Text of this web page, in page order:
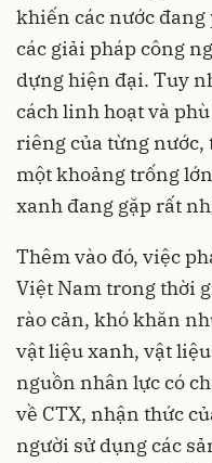
khiến các nước
các giải pháp công
dựng hiện đại. Tuy
cách linh hoạt và
riêng của từng nước,
một khoảng trống
xanh đang gặp rất
Thêm vào đó, việc
Việt Nam trong thời
rào cản, khó khăn
vật liệu xanh, vật
nguồn nhân lực có
về CTX, nhận thức
người sử dụng các